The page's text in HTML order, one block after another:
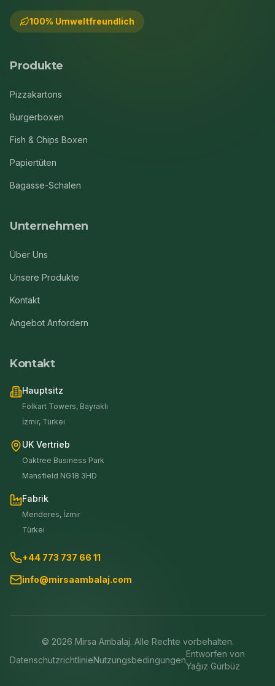
100% Umweltfreundlich
Produkte
Pizzakartons
Burgerboxen
Fish & Chips Boxen
Papiertüten
Bagasse-Schalen
Unternehmen
Über Uns
Unsere Produkte
Kontakt
Angebot Anfordern
Kontakt
Hauptsitz
Folkart Towers, Bayraklı
İzmir, Türkei
UK Vertrieb
Oaktree Business Park
Mansfield NG18 3HD
Fabrik
Menderes, İzmir
Türkei
+44 773 737 66 11
info@mirsaambalaj.com
© 2026 Mirsa Ambalaj. Alle Rechte vorbehalten.
DatenschutzrichtlinieNutzungsbedingungen
Entworfen von
Yağız Gürbüz